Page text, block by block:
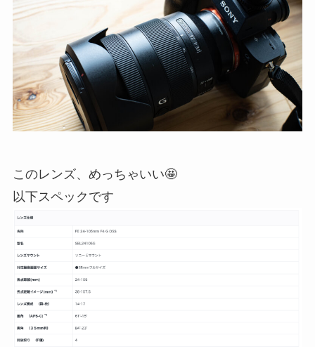
このレンズ、めっちゃいい🤩
以下スペックです